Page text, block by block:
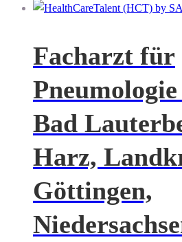
Facharzt für
Bad
Harz,
Göttingen,